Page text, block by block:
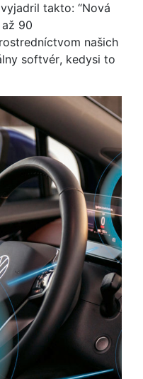
takto: “Nová
90
našich
softvér, kedysi to